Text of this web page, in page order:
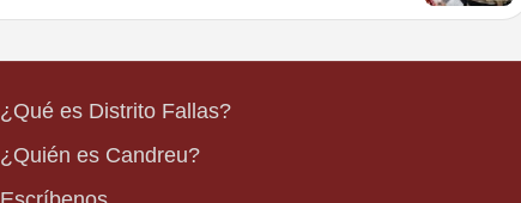
¿Qué es Distrito Fallas?
¿Quién es Candreu?